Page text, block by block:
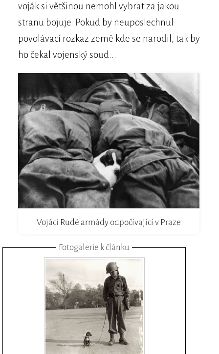
voják si většinou nemohl vybrat za jakou
stranu bojuje. Pokud by neuposlechnul
povolávací rozkaz země kde se narodil, tak by
ho čekal vojenský soud...
Vojáci Rudé armády odpočívající v Praze
Fotogalerie k článku